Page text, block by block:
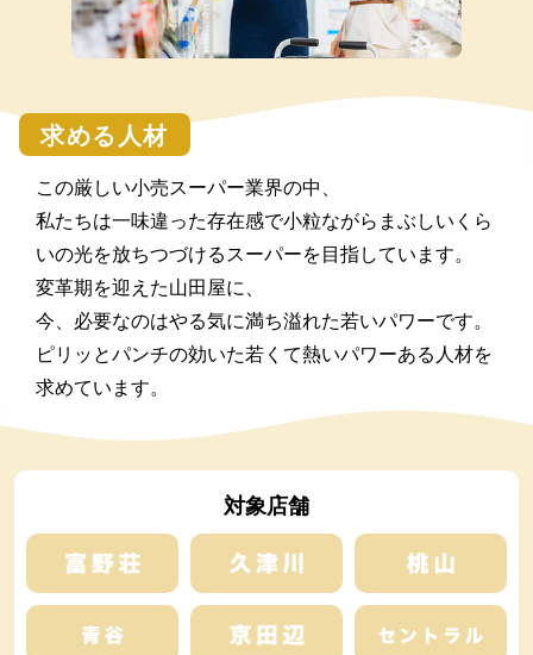
求める人材
この厳しい小売スーパー業界の中、
私たちは一味違った存在感で小粒ながらまぶしいくら
いの光を放ちつづけるスーパーを目指しています。
変革期を迎えた山田屋に、
今、必要なのはやる気に満ち溢れた若いパワーです。
ピリッとパンチの効いた若くて熱いパワーある人材を
求めています。
対象店舗
富野荘本店 久津川店
青谷店 京田辺店